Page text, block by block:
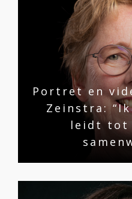
Portret en
Zeinstra:
leidt tot